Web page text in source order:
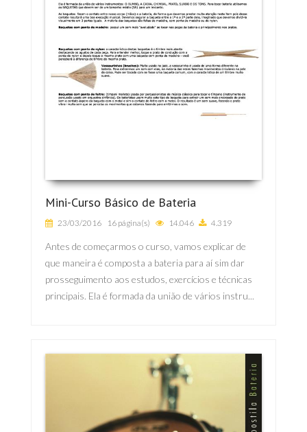
Mini-Curso Básico de Bateria
23/03/2016 16 página(s) 14.046 4.319
Antes de começarmos o curso, vamos explicar de
que maneira é composta a bateria para aí sim dar
prosseguimento aos estudos, exercícios e técnicas
principais. Ela é formada da união de vários instru...